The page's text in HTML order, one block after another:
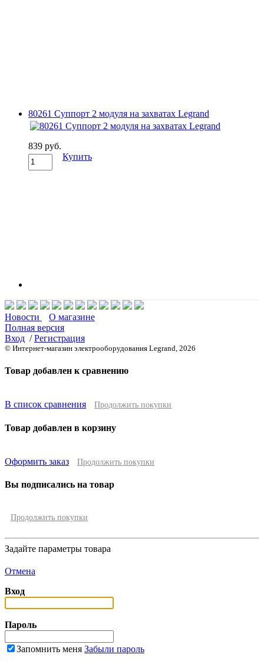
80261 Суппорт 2 модуля на захватах Legrand
839 руб.
Купить
Новости
О магазине
Полная версия
Вход /Регистрация
© Интернет-магазин электрооборудования Legrand, 2026
Товар добавлен к сравнению
В список сравнения Продолжить покупки
Товар добавлен в корзину
Оформить заказ Продолжить покупки
Вы подписались на товар
Продолжить покупки
Задайте параметры товара
Отмена
Вход
Пароль
Запомнить меня Забыли пароль